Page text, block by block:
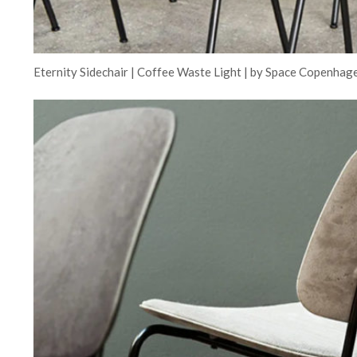
Eternity Sidechair | Coffee Waste Light | by Space